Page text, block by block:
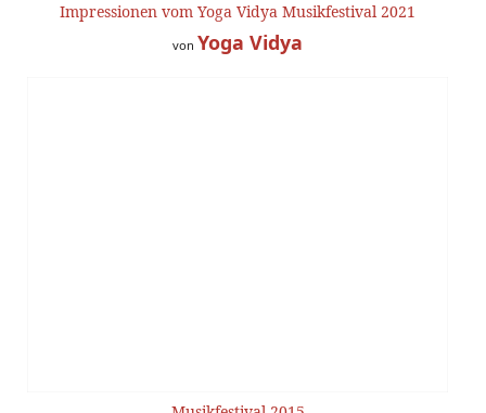
Impressionen vom Yoga Vidya Musikfestival 2021
von Yoga Vidya